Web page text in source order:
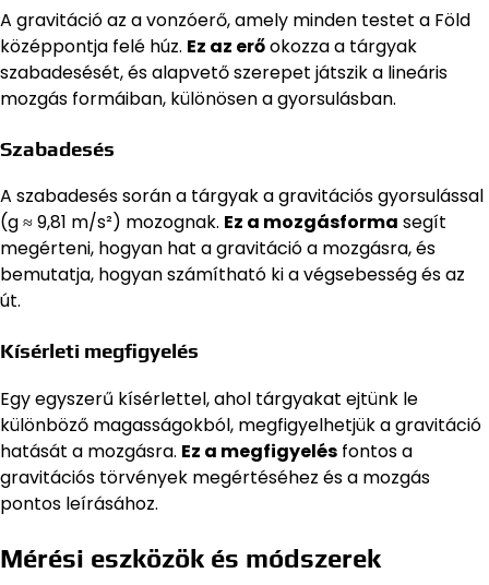
A gravitáció az a vonzóerő, amely minden testet a Föld
középpontja felé húz. Ez az erőokozza a tárgyak
szabadesését, és alapvető szerepet játszik a lineáris
mozgás formáiban, különösen a gyorsulásban.
Szabadesés
A szabadesés során a tárgyak a gravitációs gyorsulással
(g ≈ 9,81 m/s²) mozognak. Ez a mozgásforma segít
megérteni, hogyan hat a gravitáció a mozgásra, és
bemutatja, hogyan számítható ki a végsebesség és az
út.
Kísérleti megfigyelés
Egy egyszerű kísérlettel, ahol tárgyakat ejtünk le
különböző magasságokból, megfigyelhetjük a gravitáció
hatását a mozgásra. Ez a megfigyelés fontos a
gravitációs törvények megértéséhez és a mozgás
pontos leírásához.
Mérési eszközök és módszerek